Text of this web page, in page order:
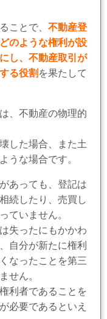
ことで、 不動産登
のような権利が設
し、不動産取引が
る役割 を果たして
、不動産の物理的
した場合、また土
うな場合です。
あっても、登記は
続したり、売買し
ていません。
失ったにもかかわ
自分が新たに権利
なったことを第三
せん。
利者であることを
必要であるといえ